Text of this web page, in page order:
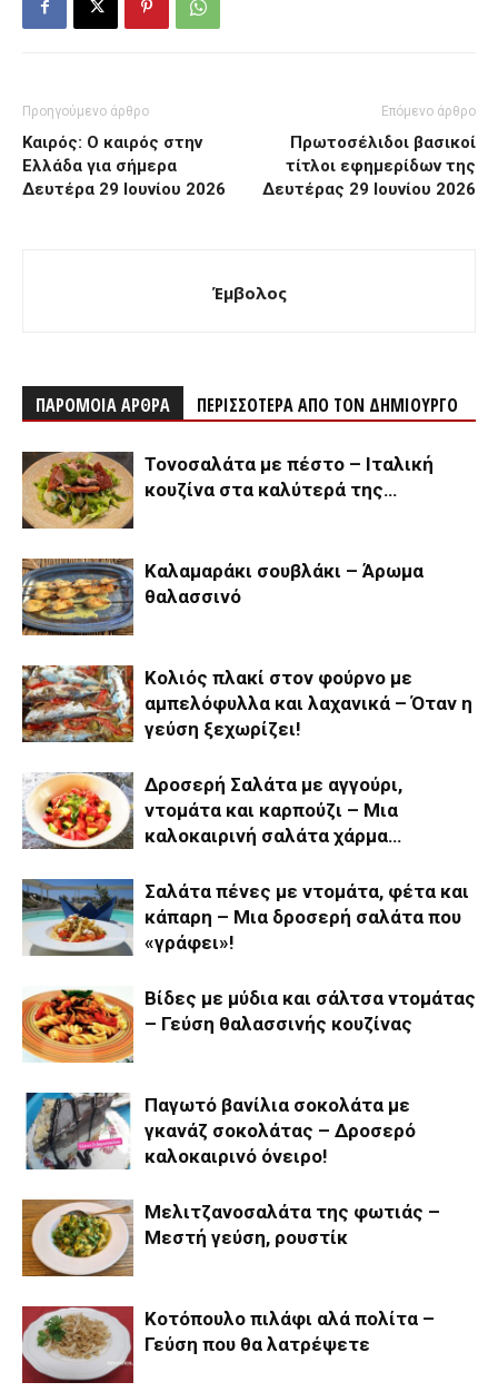
Προηγούμενο άρθρο
Καιρός: Ο καιρός στην
Ελλάδα για σήμερα
Δευτέρα 29 Ιουνίου 2026
Επόμενο άρθρο
Πρωτοσέλιδοι βασικοί
τίτλοι εφημερίδων της
Δευτέρας 29 Ιουνίου 2026
Έμβολος
ΠΑΡΟΜΟΙΑ ΑΡΘΡΑ ΠΕΡΙΣΣΟΤΕΡΑ ΑΠΟ ΤΟΝ ΔΗΜΙΟΥΡΓΟ
Τονοσαλάτα με πέστο – Ιταλική
κουζίνα στα καλύτερά της…
Καλαμαράκι σουβλάκι – Άρωμα
θαλασσινό
Κολιός πλακί στον φούρνο με
αμπελόφυλλα και λαχανικά – Όταν η
γεύση ξεχωρίζει!
Δροσερή Σαλάτα με αγγούρι,
ντομάτα και καρπούζι – Μια
καλοκαιρινή σαλάτα χάρμα…
Σαλάτα πένες με ντομάτα, φέτα και
κάπαρη – Μια δροσερή σαλάτα που
«γράφει»!
Βίδες με μύδια και σάλτσα ντομάτας
– Γεύση θαλασσινής κουζίνας
Παγωτό βανίλια σοκολάτα με
γκανάζ σοκολάτας – Δροσερό
καλοκαιρινό όνειρο!
Μελιτζανοσαλάτα της φωτιάς –
Μεστή γεύση, ρουστίκ
Koτόπουλο πιλάφι αλά πολίτα –
Γεύση που θα λατρέψετε